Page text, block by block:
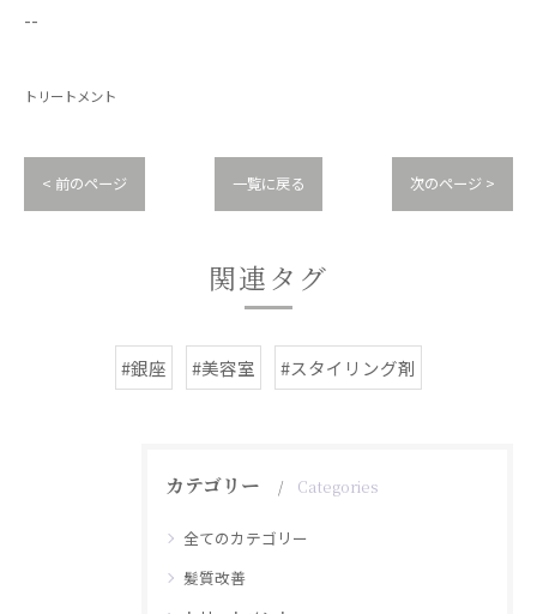
--
トリートメント
< 前のページ 一覧に戻る 次のページ >
関連タグ
#銀座 #美容室 #スタイリング剤
カテゴリー Categories
全てのカテゴリー
髪質改善